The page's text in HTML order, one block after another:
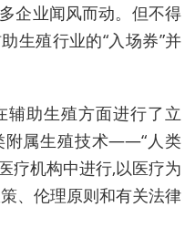
企业闻风而动。但不得
生殖行业的“入场券”并
助生殖方面进行了立
附属生殖技术——“人类
疗机构中进行,以医疗为
、伦理原则和有关法律